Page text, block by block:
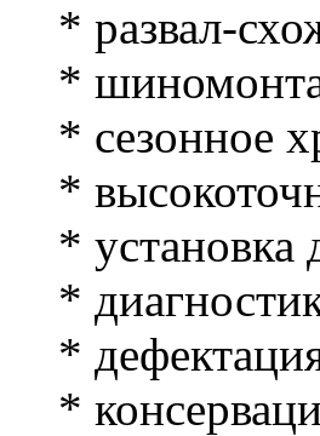
* развал-
*
* сезонное
*
* установка
*
*
*